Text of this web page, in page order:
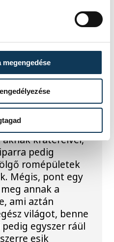
megengedése
CIKKEK
gázadásra
után
hevert. Az
krátereivel,
pedig
romépületek
Mégis, pont egy
annak a
ami aztán
világot, benne
egyszer ráül
esik